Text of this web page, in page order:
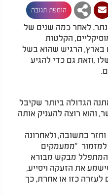
הוספת תגובה
לאחר כמה שנים של
הקלטות
בארץ, הרגיש שהוא בשל
,וזאת גם כדי להגיע
של מאזינים.
הגדולה ביותר שקיבל
והוא רוצה להעניק אותה
בתשובה, ולאחרונה
"ממעמקים
מבקש מבורא
את הזעקה ויסייע,
לעזרה כזו או אחרת, כך